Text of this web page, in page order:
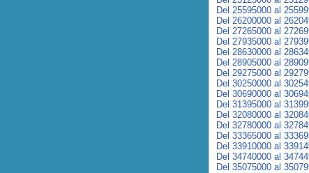
Del 25595000 al
Del 26200000 al
Del 27265000 al
Del 27935000 al
Del 28630000 al
Del 28905000 al
Del 29275000 al
Del 30250000 al
Del 30690000 al
Del 31395000 al
Del 32080000 al
Del 32780000 al
Del 33365000 al
Del 33910000 al
Del 34740000 al
Del 35075000 al